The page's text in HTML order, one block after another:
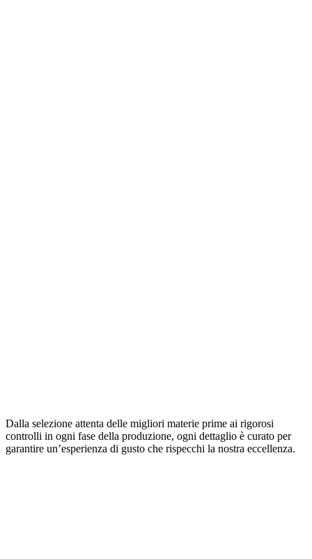
Dalla selezione attenta delle migliori materie prime ai rigorosi
controlli in ogni fase della produzione, ogni dettaglio è curato per
garantire un’esperienza di gusto che rispecchi la nostra eccellenza.